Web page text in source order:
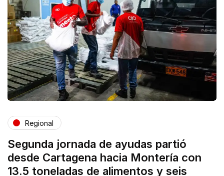
Regional
Segunda jornada de ayudas partió
desde Cartagena hacia Montería con
13.5 toneladas de alimentos y seis